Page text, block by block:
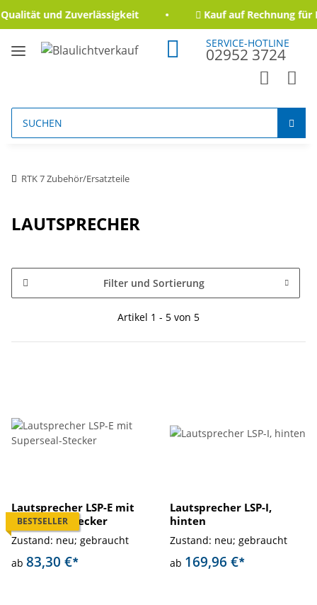
und Zuverlässigkeit Kauf auf Rechnung für
SERVICE-HOTLINE
02952 3724
RTK 7 Zubehör/Ersatzteile
LAUTSPRECHER
Filter und Sortierung
Artikel 1 - 5 von 5
BESTSELLER
Lautsprecher LSP-E mit
Superseal-Stecker
Zustand: neu; gebraucht
ab 83,30 €*
Lautsprecher LSP-I,
hinten
Zustand: neu; gebraucht
ab 169,96 €*